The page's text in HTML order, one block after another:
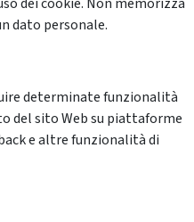
dato personale.
determinate funzionalità
del sito Web su piattaforme
e altre funzionalità di